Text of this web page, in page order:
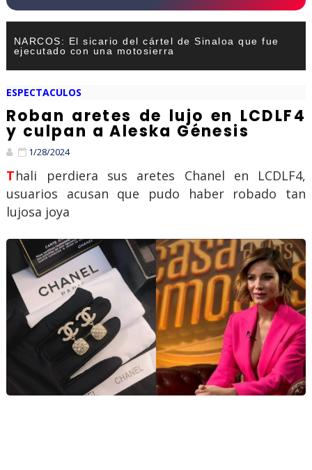
NARCOS: El sicario del cártel de Sinaloa que fue
ejecutado con una motosierra
ESPECTACULOS
Roban aretes de lujo en LCDLF4
y culpan a Aleska Génesis
1/28/2024
Thali perdiera sus aretes Chanel en LCDLF4,
usuarios acusan que pudo haber robado tan
lujosa joya